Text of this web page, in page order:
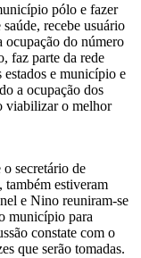
pólo e fazer
recebe usuário
ocupação do número
faz parte da rede
e município e
a ocupação dos
viabilizar o melhor
secretário de
estiveram
e Nino reuniram-se
município para
constate com o
que serão tomadas.